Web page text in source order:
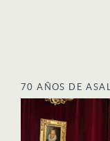
70 AÑOS DE